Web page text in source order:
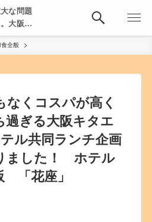
な問題
大阪・
べ歩
食全般
なくコスパが高く
過ぎる大阪キタエ
ル共同ランチ企画
ました！ ホテル
「花座」